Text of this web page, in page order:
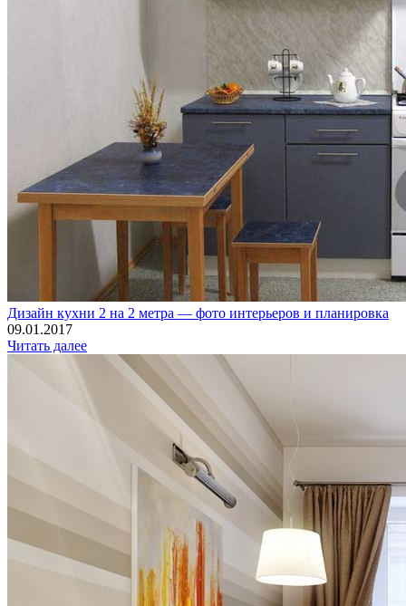
Дизайн кухни 2 на 2 метра — фото интерьеров и планировка
09.01.2017
Читать далее